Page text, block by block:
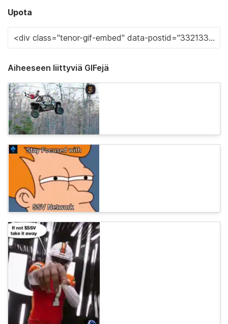
Upota
Aiheeseen liittyviä GIFejä